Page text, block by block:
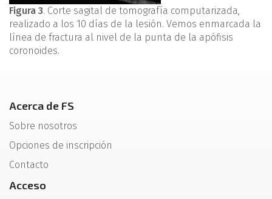
Figura 3. Corte sagital de tomografía computarizada,
realizado a los 10 días de la lesión. Vemos enmarcada la
línea de fractura al nivel de la punta de la apófisis
coronoides.
Acerca de FS
Sobre nosotros
Opciones de inscripción
Contacto
Acceso